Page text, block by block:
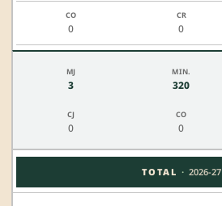
0 0
3 320
0 0
TOTAL · 2026-27